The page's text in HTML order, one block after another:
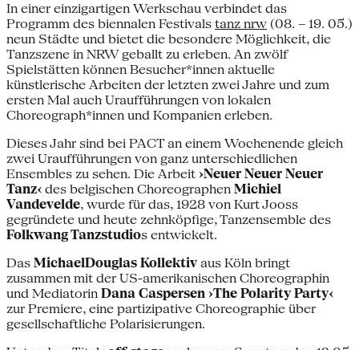
In einer einzigartigen Werkschau verbindet das
Programm des biennalen Festivals tanz nrw (08. – 19. 05.)
neun Städte und bietet die besondere Möglichkeit, die
Tanzszene in NRW geballt zu erleben. An zwölf
Spielstätten können Besucher*innen aktuelle
künstlerische Arbeiten der letzten zwei Jahre und zum
ersten Mal auch Uraufführungen von lokalen
Choreograph*innen und Kompanien erleben.
Dieses Jahr sind bei PACT an einem Wochenende gleich
zwei Uraufführungen von ganz unterschiedlichen
Ensembles zu sehen. Die Arbeit ›Neuer Neuer Neuer
Tanz‹ des belgischen Choreographen Michiel
Vandevelde, wurde für das, 1928 von Kurt Jooss
gegründete und heute zehnköpfige, Tanzensemble des
Folkwang Tanzstudios entwickelt.
Das MichaelDouglas Kollektiv aus Köln bringt
zusammen mit der US-amerikanischen Choreographin
und Mediatorin Dana Caspersen ›The Polarity Party‹
zur Premiere, eine partizipative Choreographie über
gesellschaftliche Polarisierungen.